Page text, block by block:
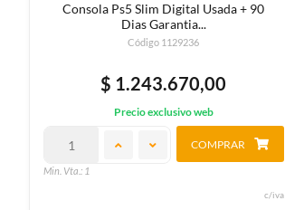
Consola Ps5 Slim Digital Usada + 90
Dias Garantia...
Código 1129236
$ 1.243.670,00
Precio exclusivo web
Min. Vta.: 1
COMPRAR
c/iva